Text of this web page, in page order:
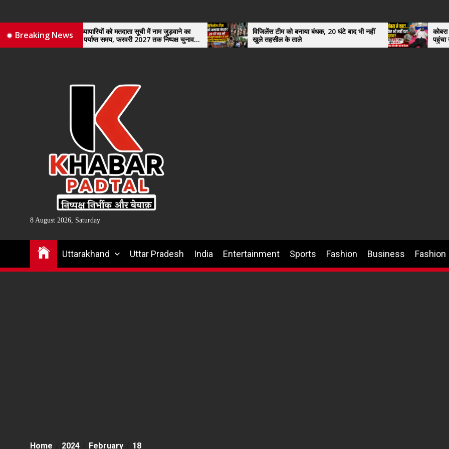
the Breaking News
नए व्यापारियों को मतदाता सूची में नाम जुड़वाने का
मिले पर्याप्त समय, फरवरी 2027 तक निष्पक्ष चुनाव
कराने की उठाई मांग, सौंपा ज्ञापन।
विजिलेंस टीम को बनाया बंधक, 20 घंटे बाद भी नहीं
खुले तहसील के ताले
कोबरा ने काटा तो उसी
पहुंचा युवक, अस्पताल में
हैरान
8 August 2026, Saturday
Uttarakhand Uttar Pradesh India Entertainment Sports Fashion Business Fashion
Home 2024 February 18